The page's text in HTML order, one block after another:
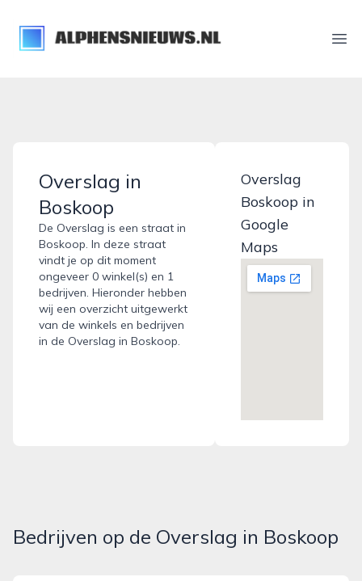
alphensnieuws.nl
Overslag in
Boskoop
De Overslag is een straat in
Boskoop. In deze straat
vindt je op dit moment
ongeveer 0 winkel(s) en 1
bedrijven. Hieronder hebben
wij een overzicht uitgewerkt
van de winkels en bedrijven
in de Overslag in Boskoop.
Overslag
Boskoop in
Google
Maps
Bedrijven op de Overslag in Boskoop